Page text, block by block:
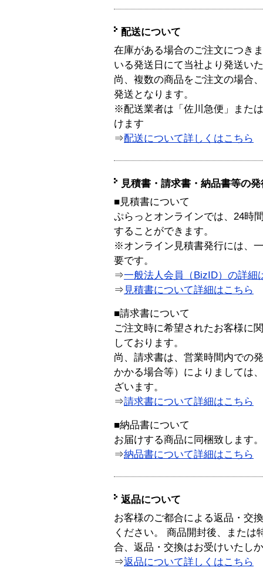
配送について
在庫がある場合のご注文につき
いる発送日にて当社より発送い
尚、複数の商品をご注文の場合
発送となります。
※配送業者は「佐川急便」また
けます
⇒配送について詳しくはこちら
見積書・請求書・納品書等の
■見積書について
ぷらっとオンラインでは、24時
することができます。
※オンライン見積書発行には、
要です。
⇒一般法人会員（BizID）の詳細
⇒ 見積書について詳細はこちら
■請求書について
ご注文時に希望されたお客様に
しております。
尚、請求書は、営業時間内での
かかる場合等）によりましては
ざいます。
⇒請求書について詳細はこちら
■納品書について
お届けする商品に同梱致します。
⇒納品書について詳細はこちら
返品について
お客様のご都合による返品・交
ください。 商品開封後、または
合、返品・交換はお受けいたし
⇒返品について詳しくはこちら